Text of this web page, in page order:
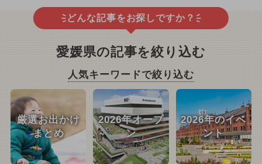
どんな記事をお探しですか？
愛媛県の記事を絞り込む
人気キーワードで絞り込む
厳選お出かけ
まとめ
2026年オープ
ン
2026年のイベ
ント